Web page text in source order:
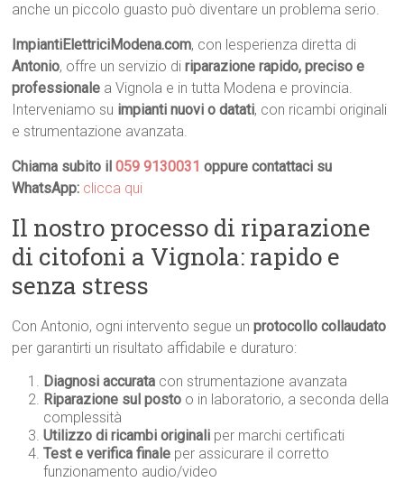
anche un piccolo guasto può diventare un problema serio.
ImpiantiElettriciModena.com, con lesperienza diretta di
Antonio, offre un servizio diriparazione rapido, preciso e
professionale a Vignola e in tutta Modena e provincia.
Interveniamo su impianti nuovi o datati, con ricambi originali
e strumentazione avanzata.
Chiama subito il059 9130031 oppure contattaci su
WhatsApp: clicca qui
Il nostro processo di riparazione
di citofoni a Vignola: rapido e
senza stress
Con Antonio, ogni intervento segue unprotocollo collaudato
per garantirti un risultato affidabile e duraturo:
Diagnosi accurata con strumentazione avanzata
Riparazione sul posto o in laboratorio, a seconda della
complessità
Utilizzo di ricambi originali per marchi certificati
Test e verifica finale per assicurare il corretto
funzionamento audio/video